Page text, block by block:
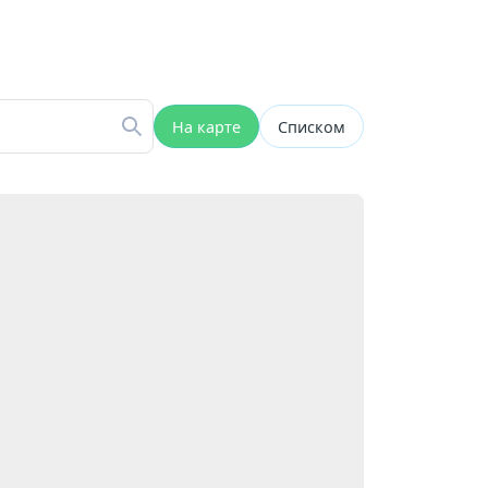
На карте Списком